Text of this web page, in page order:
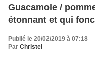
Guacamole /
étonnant et qui
Publié le 20/02/2019 à 07:18
Par Christel